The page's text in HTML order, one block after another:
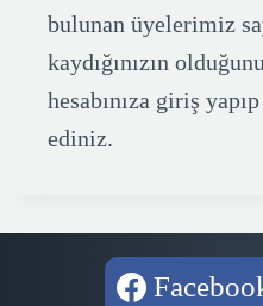
bulunan üyelerimiz
kaydığınızın
hesabınıza giriş
ediniz.